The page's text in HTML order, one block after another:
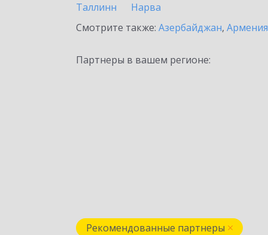
Таллинн
Нарва
Смотрите также: Азербайджан, Армения
Партнеры в вашем регионе:
Рекомендованные партнеры